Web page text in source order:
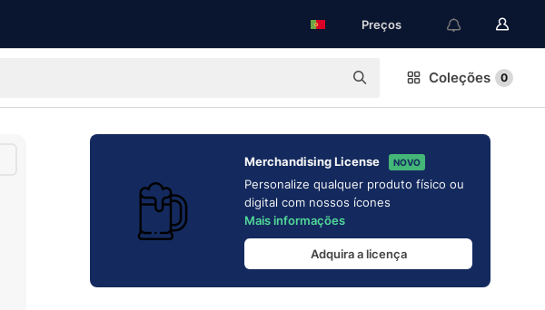
Preços
Coleções 0
Merchandising License NOVO
Personalize qualquer produto físico ou
digital com nossos ícones
Mais informações
Adquira a licença